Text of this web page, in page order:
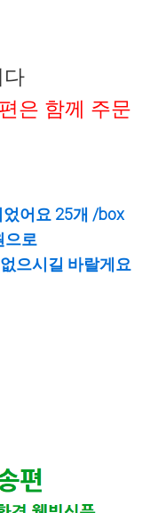
다
은 함께 주문
어요 25개 /box
으로
으시길 바랄게요